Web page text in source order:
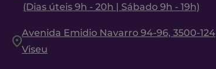
(Dias úteis 9h - 20h | Sábado 9h - 19h)
Avenida Emidio Navarro 94-96, 3500-124
Viseu